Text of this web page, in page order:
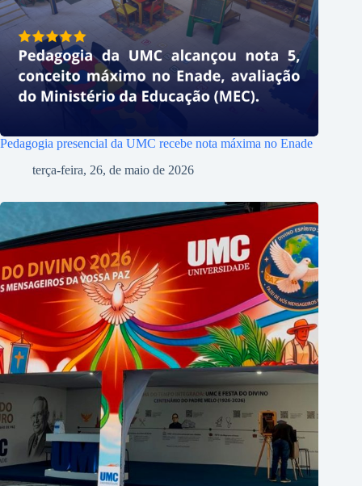
Pedagogia presencial da UMC recebe nota máxima no Enade
terça-feira, 26, de maio de 2026